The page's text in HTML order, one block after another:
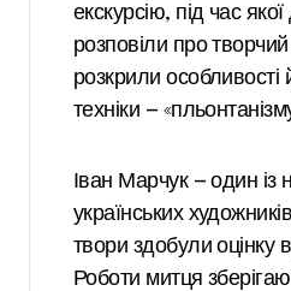
екскурсію, під час
розповіли про
розкрили особливості
техніки —
Іван Марчук — один із
українських
твори здобули оцінку
Роботи митця